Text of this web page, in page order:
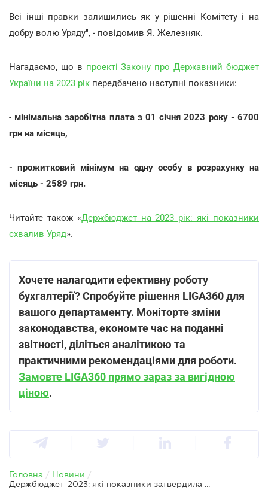
Всі інші правки залишились як у рішенні Комітету і на
добру волю Уряду", - повідомив Я. Железняк.
Нагадаємо, що в проекті Закону про Державний бюджет
України на 2023 рік передбачено наступні показники:
- мінімальна заробітна плата з 01 січня 2023 року - 6700
грн на місяць,
- прожитковий мінімум на одну особу в розрахунку на
місяць - 2589 грн.
Читайте також «Держбюджет на 2023 рік: які показники
схвалив Уряд».
Хочете налагодити ефективну роботу
бухгалтерії? Спробуйте рішення LIGA360 для
вашого департаменту. Моніторте зміни
законодавства, економте час на поданні
звітності, діліться аналітикою та
практичними рекомендаціями для роботи.
Замовте LIGA360 прямо зараз за вигідною
ціною.
Головна / Новини /
Держбюджет-2023: які показники затвердила Рада у першому читанні